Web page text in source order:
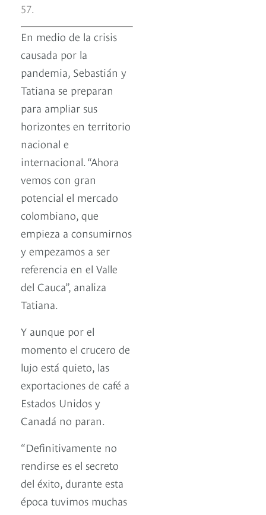
57.
En medio de la crisis
causada por la
pandemia, Sebastián y
Tatiana se preparan
para ampliar sus
horizontes en territorio
nacional e
internacional. “Ahora
vemos con gran
potencial el mercado
colombiano, que
empieza a consumirnos
y empezamos a ser
referencia en el Valle
del Cauca”, analiza
Tatiana.
Y aunque por el
momento el crucero de
lujo está quieto, las
exportaciones de café a
Estados Unidos y
Canadá no paran.
“Definitivamente no
rendirse es el secreto
del éxito, durante esta
época tuvimos muchas